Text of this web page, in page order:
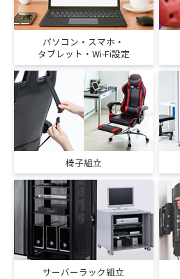
パソコン・スマホ・
タブレット・Wi-Fi設定
椅子組立
サーバーラック組立